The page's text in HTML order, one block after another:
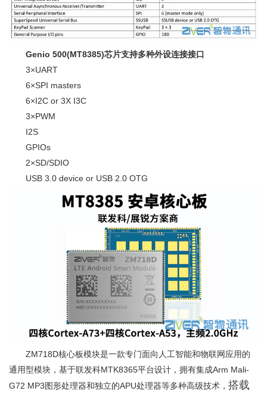
Genio 500(MT8385)芯片支持多种外设连接接口
3×UART
6×SPI masters
6×I2C or 3X I3C
3×PWM
I2S
GPIOs
2×SD/SDIO
USB 3.0 device or USB 2.0 OTG
ZM718D核心板模块是一款专门面向人工智能和物联网应用的
通用型模块，基于联发科MTK8365平台设计，拥有集成Arm Mali-
G72 MP3图形处理器和独立的APU处理器等多种高级技术， 搭载